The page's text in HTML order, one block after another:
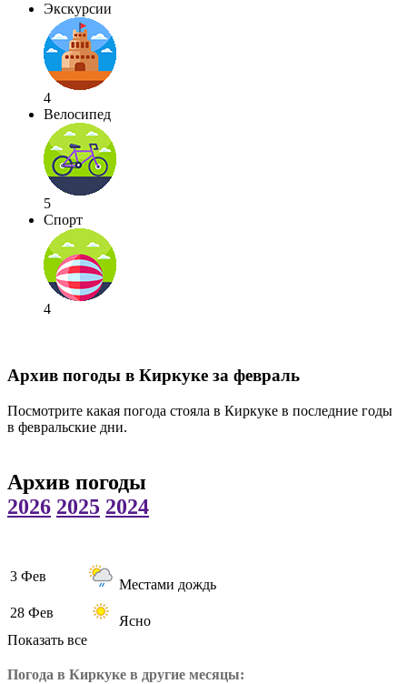
Экскурсии
4
Велосипед
5
Спорт
4
Архив погоды в Киркуке за февраль
Посмотрите какая погода стояла в Киркуке в последние годы
в февральские дни.
Архив погоды
2026 2025 2024
3 Фев
Местами дождь
28 Фев
Ясно
Показать все
Погода в Киркуке в другие месяцы: